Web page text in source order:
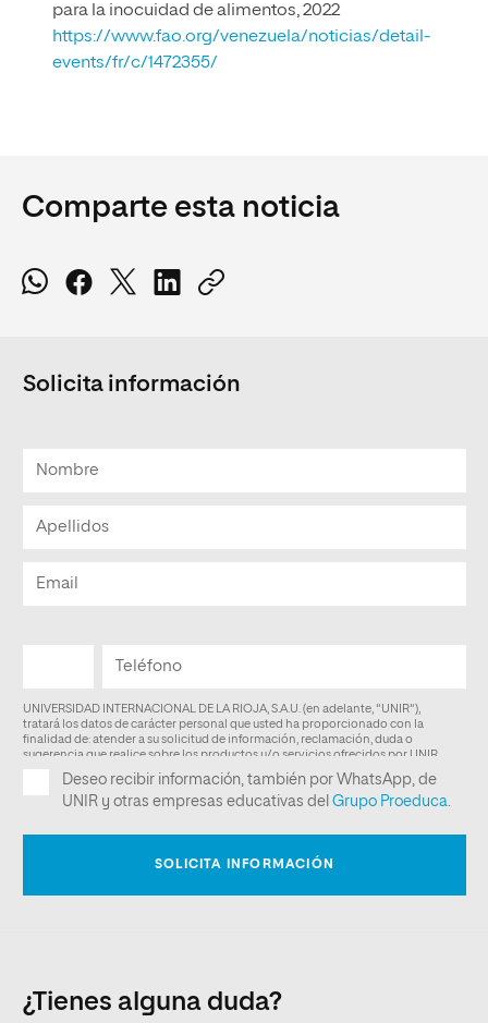
para la inocuidad de alimentos, 2022
https://www.fao.org/venezuela/noticias/detail-
events/fr/c/1472355/
Comparte esta noticia
Solicita información
¿Tienes alguna duda?